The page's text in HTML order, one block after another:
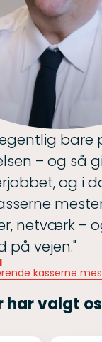
bare
– og så
og i
netværk –
på vejen."
kasserne
har valgt os